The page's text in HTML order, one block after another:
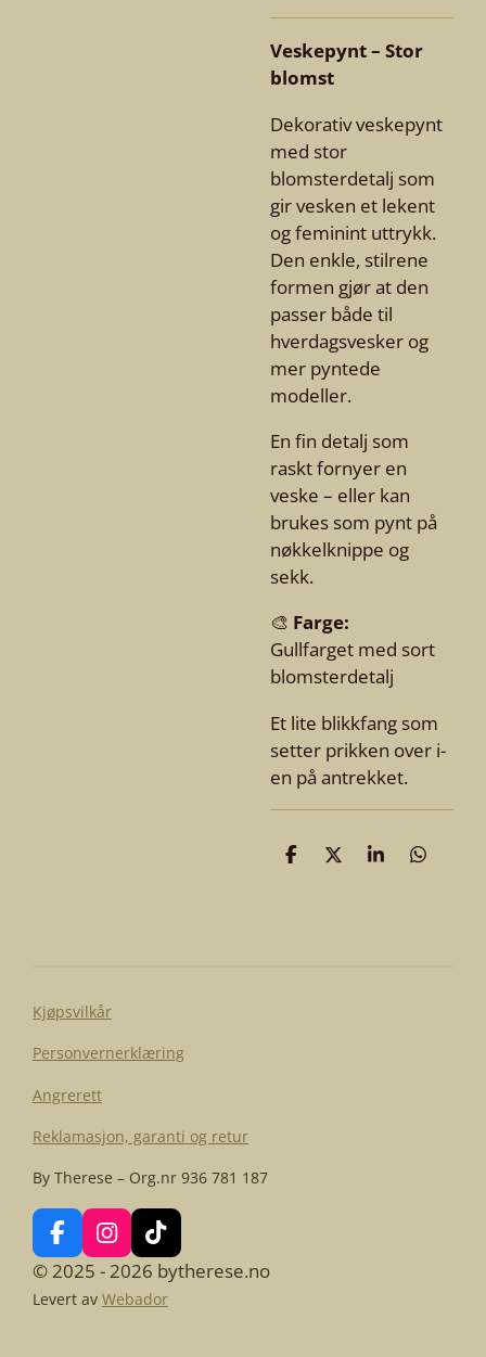
Veskepynt – Stor
blomst
Dekorativ veskepynt
med stor
blomsterdetalj som
gir vesken et lekent
og feminint uttrykk.
Den enkle, stilrene
formen gjør at den
passer både til
hverdagsvesker og
mer pyntede
modeller.
En fin detalj som
raskt fornyer en
veske – eller kan
brukes som pynt på
nøkkelknippe og
sekk.
🎨 Farge:
Gullfarget med sort
blomsterdetalj
Et lite blikkfang som
setter prikken over i-
en på antrekket.
D
D
D
D
Kjøpsvilkår
Personvernerklæring
Angrerett
Reklamasjon, garanti og retur
By Therese – Org.nr 936 781 187
F
a
c
e
I
n
s
t
T
i
k
T
© 2025 - 2026 bytherese.no
Levert av Webador